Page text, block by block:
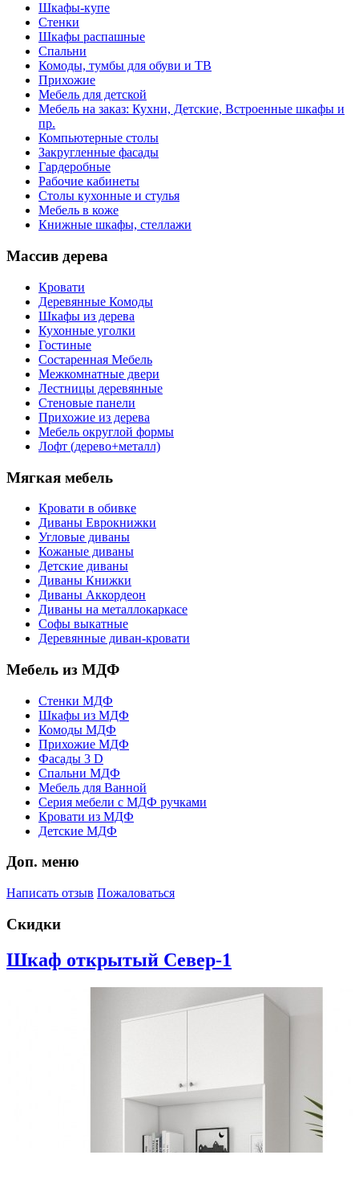
Шкафы-купе
Стенки
Шкафы распашные
Спальни
Комоды, тумбы для обуви и ТВ
Прихожие
Мебель для детской
Мебель на заказ: Кухни, Детские, Встроенные шкафы и
пр.
Компьютерные столы
Закругленные фасады
Гардеробные
Рабочие кабинеты
Столы кухонные и стулья
Мебель в коже
Книжные шкафы, стеллажи
Массив дерева
Кровати
Деревянные Комоды
Шкафы из дерева
Кухонные уголки
Гостиные
Состаренная Мебель
Межкомнатные двери
Лестницы деревянные
Стеновые панели
Прихожие из дерева
Мебель округлой формы
Лофт (дерево+металл)
Мягкая мебель
Кровати в обивке
Диваны Еврокнижки
Угловые диваны
Кожаные диваны
Детские диваны
Диваны Книжки
Диваны Аккордеон
Диваны на металлокаркасе
Софы выкатные
Деревянные диван-кровати
Мебель из МДФ
Стенки МДФ
Шкафы из МДФ
Комоды МДФ
Прихожие МДФ
Фасады 3 D
Спальни МДФ
Мебель для Ванной
Серия мебели с МДФ ручками
Кровати из МДФ
Детские МДФ
Доп. меню
Написать отзыв Пожаловаться
Скидки
Шкаф открытый Север-1